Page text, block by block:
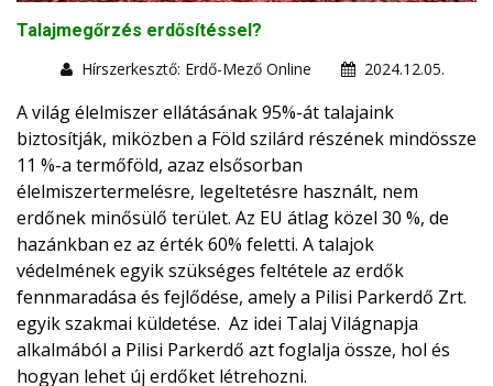
Talajmegőrzés erdősítéssel?
Hírszerkesztő: Erdő-Mező Online
2024.12.05.
A világ élelmiszer ellátásának 95%-át talajaink
biztosítják, miközben a Föld szilárd részének mindössze
11 %-a termőföld, azaz elsősorban
élelmiszertermelésre, legeltetésre használt, nem
erdőnek minősülő terület. Az EU átlag közel 30 %, de
hazánkban ez az érték 60% feletti. A talajok
védelmének egyik szükséges feltétele az erdők
fennmaradása és fejlődése, amely a Pilisi Parkerdő Zrt.
egyik szakmai küldetése. Az idei Talaj Világnapja
alkalmából a Pilisi Parkerdő azt foglalja össze, hol és
hogyan lehet új erdőket létrehozni.